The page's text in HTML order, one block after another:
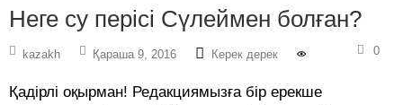
Неге су перісі Сүлеймен болған?
kazakh Қараша 9, 2016 Керек дерек 0
Қадірлі оқырман! Редакциямызға бір ерекше